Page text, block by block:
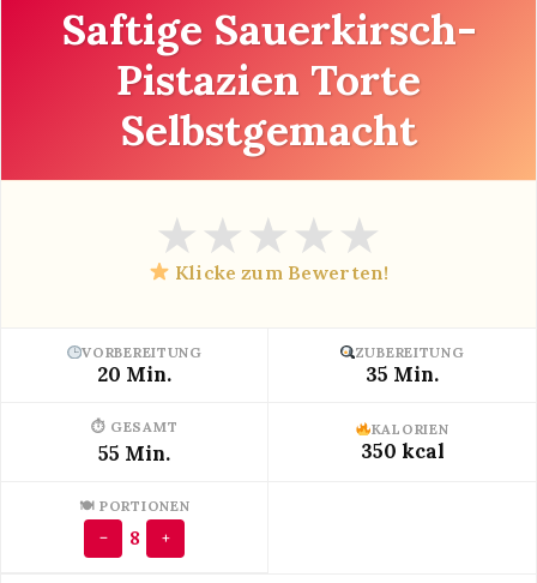
Saftige Sauerkirsch-
Pistazien Torte
Selbstgemacht
★★★★★
Klicke zum Bewerten!
VORBEREITUNG
20 Min.
ZUBEREITUNG
35 Min.
⏱ GESAMT
55 Min.
KALORIEN
350 kcal
🍽 PORTIONEN
− 8 +